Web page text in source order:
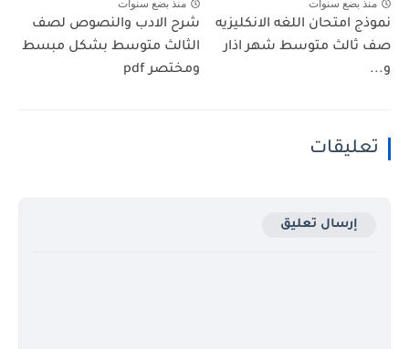
منذ بضع سنوات
نموذج امتحان اللغه الانكليزيه
صف ثالث متوسط شهر اذار
و...
منذ بضع سنوات
شرح الادب والنصوص لصف
الثالث متوسط بشكل مبسط
ومختصر pdf
تعليقات
إرسال تعليق